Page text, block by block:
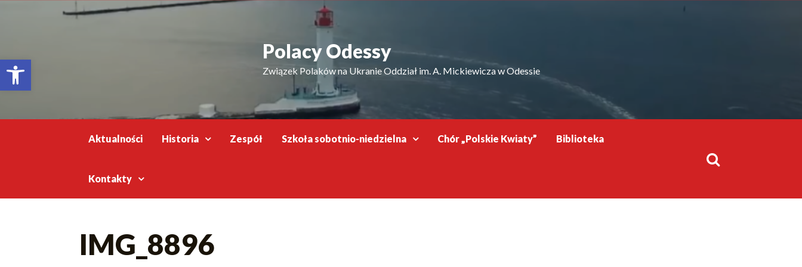
Відкрити Панель інструментів
Polacy Odessy
Związek Polaków na Ukranie Oddział im. A. Mickiewicza w Odessie
Aktualności Historia Zespół Szkoła sobotnio-niedzielna Chór „Polskie Kwiaty” Biblioteka
Kontakty
IMG_8896